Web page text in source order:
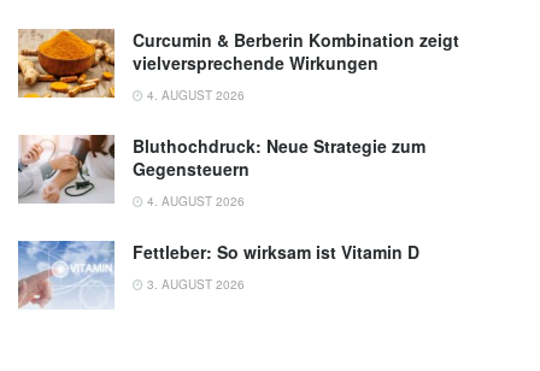
Curcumin & Berberin Kombination zeigt
vielversprechende Wirkungen
4. AUGUST 2026
Bluthochdruck: Neue Strategie zum
Gegensteuern
4. AUGUST 2026
Fettleber: So wirksam ist Vitamin D
3. AUGUST 2026